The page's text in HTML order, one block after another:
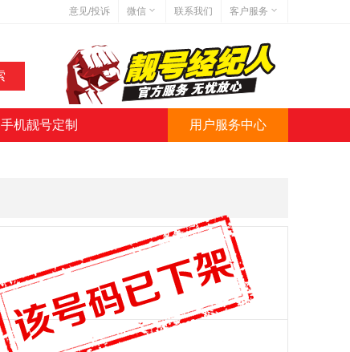
意见/投诉 微信
微信号:jihaoba999
联系我们
客户服务
网站地图
网站简介
手机靓号定制 用户服务中心